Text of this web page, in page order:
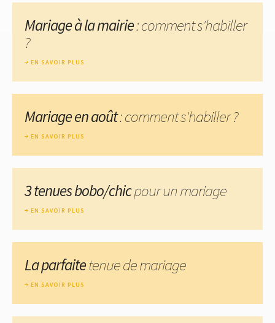
Mariage à la mairie: comment s'habiller
?
EN SAVOIR PLUS
Mariage en août: comment s'habiller ?
EN SAVOIR PLUS
3 tenues bobo/chicpour un mariage
EN SAVOIR PLUS
La parfaitetenue de mariage
EN SAVOIR PLUS